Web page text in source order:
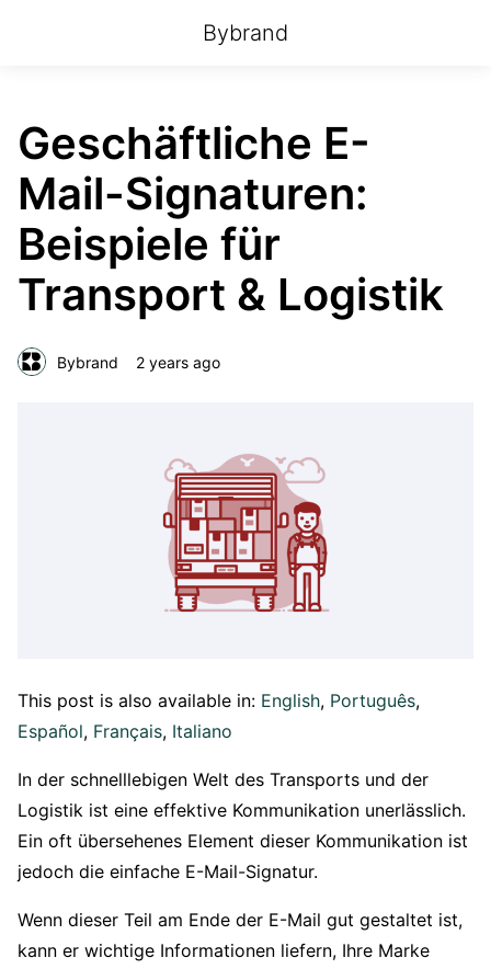
Bybrand
Geschäftliche E-
Mail-Signaturen:
Beispiele für
Transport & Logistik
Bybrand 2 years ago
This post is also available in: English Português
Español Français Italiano
In der schnelllebigen Welt des Transports und der
Logistik ist eine effektive Kommunikation unerlässlich.
Ein oft übersehenes Element dieser Kommunikation ist
jedoch die einfache E-Mail-Signatur.
Wenn dieser Teil am Ende der E-Mail gut gestaltet ist,
kann er wichtige Informationen liefern, Ihre Marke